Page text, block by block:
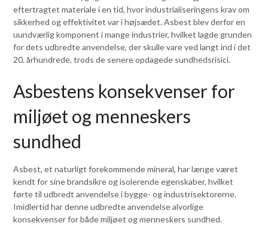
eftertragtet materiale i en tid, hvor industrialiseringens krav om
sikkerhed og effektivitet var i højsædet. Asbest blev derfor en
uundværlig komponent i mange industrier, hvilket lagde grunden
for dets udbredte anvendelse, der skulle vare ved langt ind i det
20. århundrede, trods de senere opdagede sundhedsrisici.
Asbestens konsekvenser for
miljøet og menneskers
sundhed
Asbest, et naturligt forekommende mineral, har længe været
kendt for sine brandsikre og isolerende egenskaber, hvilket
førte til udbredt anvendelse i bygge- og industrisektorerne.
Imidlertid har denne udbredte anvendelse alvorlige
konsekvenser for både miljøet og menneskers sundhed.